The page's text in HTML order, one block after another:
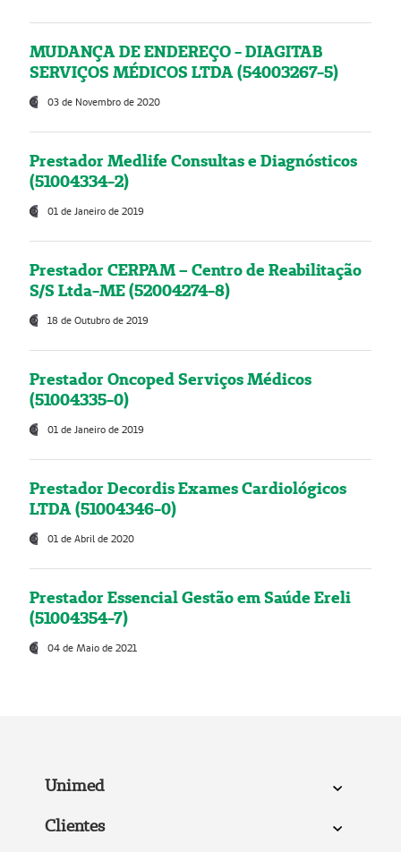
MUDANÇA DE ENDEREÇO - DIAGITAB
SERVIÇOS MÉDICOS LTDA (54003267-5)
03 de Novembro de 2020
Prestador Medlife Consultas e Diagnósticos
(51004334-2)
01 de Janeiro de 2019
Prestador CERPAM – Centro de Reabilitação
S/S Ltda-ME (52004274-8)
18 de Outubro de 2019
Prestador Oncoped Serviços Médicos
(51004335-0)
01 de Janeiro de 2019
Prestador Decordis Exames Cardiológicos
LTDA (51004346-0)
01 de Abril de 2020
Prestador Essencial Gestão em Saúde Ereli
(51004354-7)
04 de Maio de 2021
Unimed
Clientes